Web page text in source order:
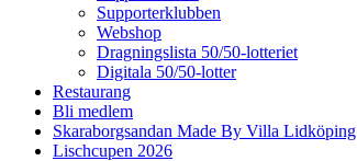
Supporterklubben
Webshop
Dragningslista 50/50-lotteriet
Digitala 50/50-lotter
Restaurang
Bli medlem
Skaraborgsandan Made By Villa Lidköping
Lischcupen 2026